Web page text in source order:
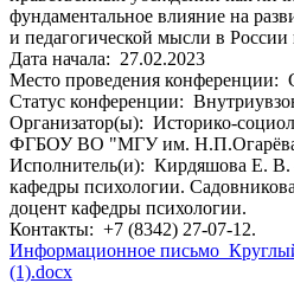
фундаментальное влияние на
и педагогической мысли в России
Дата начала: 27.02.2023
Место проведения конференции:
Статус конференции:
Организатор(ы): Историко-
ФГБОУ ВО "МГУ им.
Исполнитель(и): Кирдяшова Е. В.
кафедры психологии.
доцент кафедры психологии.
Контакты: +7 (8342) 27-07-12.
Информационное
(1).docx